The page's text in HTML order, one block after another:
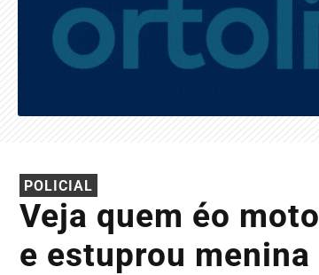
POLICIAL
Veja quem éo
e estuprou menina